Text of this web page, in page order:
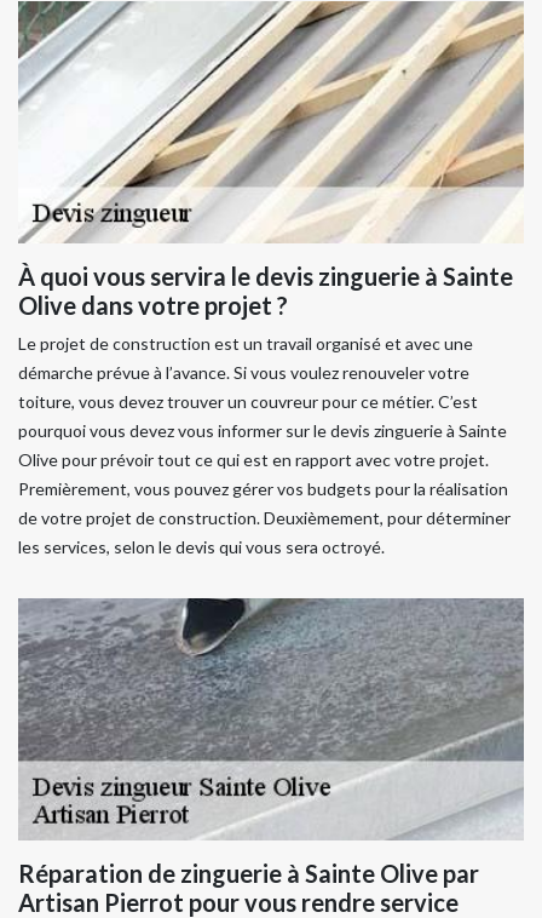
À quoi vous servira le devis zinguerie à Sainte
Olive dans votre projet ?
Le projet de construction est un travail organisé et avec une
démarche prévue à l’avance. Si vous voulez renouveler votre
toiture, vous devez trouver un couvreur pour ce métier. C’est
pourquoi vous devez vous informer sur le devis zinguerie à Sainte
Olive pour prévoir tout ce qui est en rapport avec votre projet.
Premièrement, vous pouvez gérer vos budgets pour la réalisation
de votre projet de construction. Deuxièmement, pour déterminer
les services, selon le devis qui vous sera octroyé.
Réparation de zinguerie à Sainte Olive par
Artisan Pierrot pour vous rendre service